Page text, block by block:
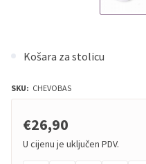
Košara za stolicu
SKU: CHEVOBAS
€26,90
U cijenu je uključen PDV.